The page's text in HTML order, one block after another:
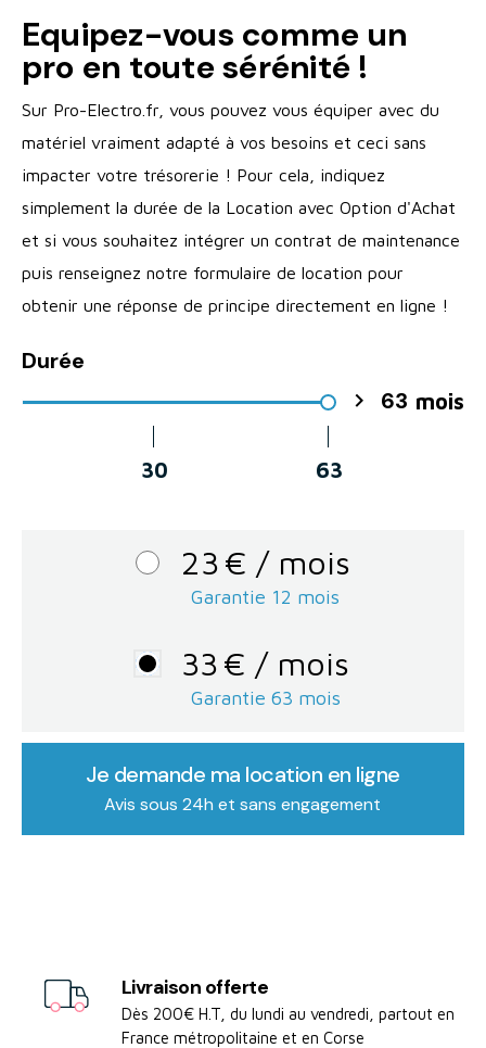
Equipez-vous comme un
pro en toute sérénité !
Sur Pro-Electro.fr, vous pouvez vous équiper avec du
matériel vraiment adapté à vos besoins et ceci sans
impacter votre trésorerie ! Pour cela, indiquez
simplement la durée de la Location avec Option d'Achat
et si vous souhaitez intégrer un contrat de maintenance
puis renseignez notre formulaire de location pour
obtenir une réponse de principe directement en ligne !
Durée
30 63
 63 mois
23 € / mois
Garantie 12 mois
33 € / mois
Garantie 63 mois
Je demande ma location en ligne
Avis sous 24h et sans engagement
Livraison offerte
Dès 200€ H.T, du lundi au vendredi, partout en
France métropolitaine et en Corse